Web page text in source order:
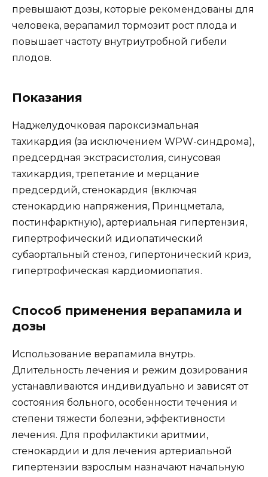
превышают дозы, которые рекомендованы для
человека, верапамил тормозит рост плода и
повышает частоту внутриутробной гибели
плодов.
Показания
Наджелудочковая пароксизмальная
тахикардия (за исключением WPW-синдрома),
предсердная экстрасистолия, синусовая
тахикардия, трепетание и мерцание
предсердий, стенокардия (включая
стенокардию напряжения, Принцметала,
постинфарктную), артериальная гипертензия,
гипертрофический идиопатический
субаортальный стеноз, гипертонический криз,
гипертрофическая кардиомиопатия.
Способ применения верапамила и
дозы
Использование верапамила внутрь.
Длительность лечения и режим дозирования
устанавливаются индивидуально и зависят от
состояния больного, особенности течения и
степени тяжести болезни, эффективности
лечения. Для профилактики аритмии,
стенокардии и для лечения артериальной
гипертензии взрослым назначают начальную